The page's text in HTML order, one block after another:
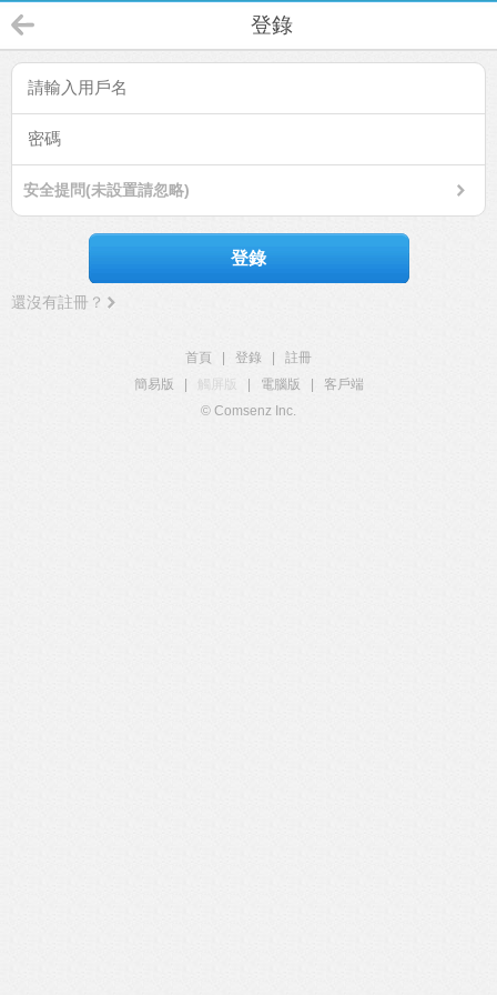
登錄
安全提問(未設置請忽略)
登錄
還沒有註冊？
首頁 登錄
註冊
簡易版
觸屏版 電腦版
客戶端
© Comsenz Inc.